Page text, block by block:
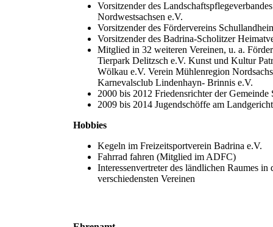
Vorsitzender des Landschaftspflegeverbandes
Nordwestsachsen e.V.
Vorsitzender des Fördervereins
Vorsitzender des Badrina-Scholitzer
Mitglied in 32 weiteren Vereinen, u. a.
Tierpark Delitzsch e.V. Kunst und Kultur
Wölkau e.V. Verein Mühlenregion
Karnevalsclub Lindenhayn- Brinnis e.V.
2000 bis 2012 Friedensrichter der Gemeinde
2009 bis 2014 Jugendschöffe am
Hobbies
Kegeln im Freizeitsportverein Badrina e.V.
Fahrrad fahren (Mitglied im ADFC)
Interessenvertreter des ländlichen Raumes in
verschiedensten Vereinen